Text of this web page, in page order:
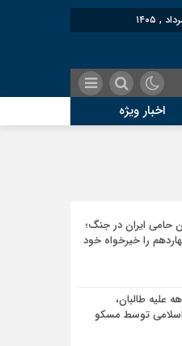
اخبار ویژه
حکم لاهه علیه طالبان، واکنشی به
حامی ایران در جنگ؛
را خیرخواه خود
علیه طالبان،
اسلامی توسط مسکو